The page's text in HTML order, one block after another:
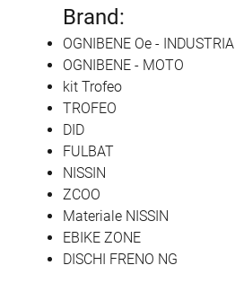
Brand:
OGNIBENE Oe - INDUSTRIA
OGNIBENE - MOTO
kit Trofeo
TROFEO
DID
FULBAT
NISSIN
ZCOO
Materiale NISSIN
EBIKE ZONE
DISCHI FRENO NG